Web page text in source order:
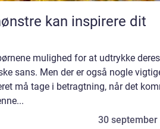
kan inspirere dit
mulighed for at udtrykke deres
sans. Men der er også nogle
må tage i betragtning, når det
30 september